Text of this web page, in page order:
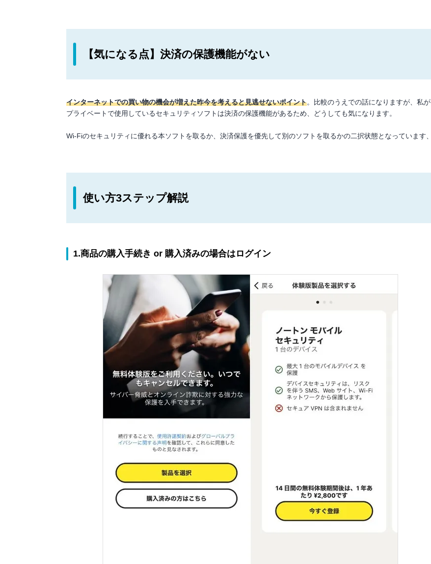
【気になる点】決済の保護機能がない
インターネットでの買い物の機会が増えた昨今を考えると見逃せないポイント。比較のうえでの話になりますが、私が
プライベートで使用しているセキュリティソフトは決済の保護機能があるため、どうしても気になります。
Wi-Fiのセキュリティに優れる本ソフトを取るか、決済保護を優先して別のソフトを取るかの二択状態となっています、
使い方3ステップ解説
1.商品の購入手続き or 購入済みの場合はログイン